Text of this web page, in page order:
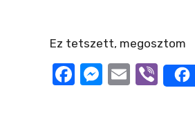
Ez tetszett, megosztom
F
M E
Vi